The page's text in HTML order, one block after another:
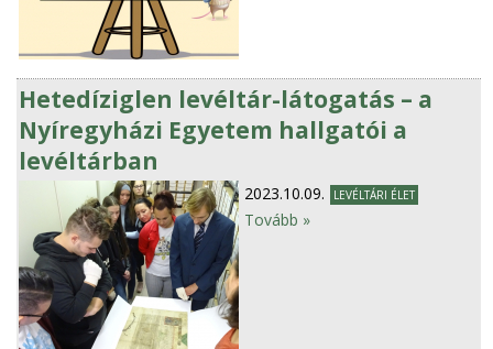
Hetedíziglen levéltár-látogatás – a
Nyíregyházi Egyetem hallgatói a
levéltárban
2023.10.09. LEVÉLTÁRI ÉLET
Tovább »